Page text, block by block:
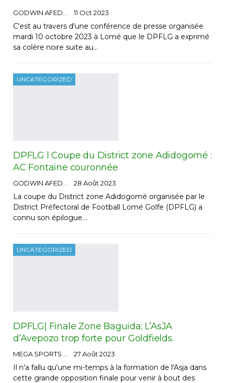
11 Oct 2023
C'est au travers d'une conférence de presse organisée
mardi 10 octobre 2023 à Lomé que le DPFLG a exprimé
sa colère noire suite au…
UNCATEGORIZED
DPFLG l Coupe du District zone Adidogomé :
AC Fontaine couronnée
GODWIN AFEDO 28 Août 2023
La coupe du District zone Adidogomé organisée par le
District Préfectoral de Football Lomé Golfe (DPFLG) a
connu son épilogue…
UNCATEGORIZED
DPFLG| Finale Zone Baguida; L’AsJA
d’Avepozo trop forte pour Goldfields.
27 Août 2023
Il n'a fallu qu'une mi-temps à la formation de l'Asja dans
cette grande opposition finale pour venir à bout des